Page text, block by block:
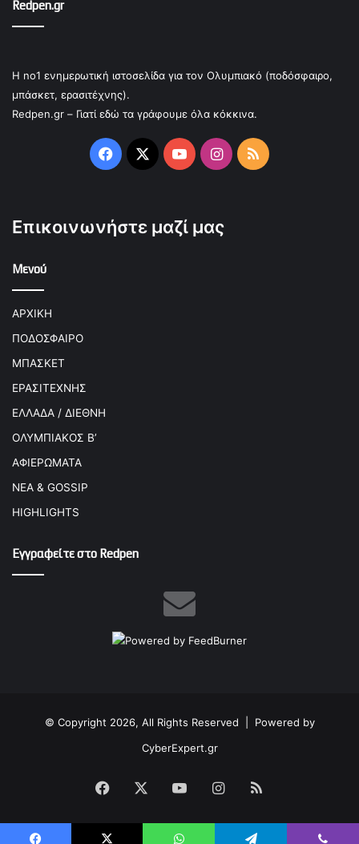
Redpen.gr
Η no1 ενημερωτική ιστοσελίδα για τον Ολυμπιακό (ποδόσφαιρο,
μπάσκετ, ερασιτέχνης).
Redpen.gr – Γιατί εδώ τα γράφουμε όλα κόκκινα.
Facebook
X YouTubeInstagram
RSS
Επικοινωνήστε μαζί μας
Μενού
ΑΡΧΙΚΗ
ΠΟΔΟΣΦΑΙΡΟ
ΜΠΑΣΚΕΤ
ΕΡΑΣΙΤΕΧΝΗΣ
ΕΛΛΑΔΑ / ΔΙΕΘΝΗ
ΟΛΥΜΠΙΑΚΟΣ Β’
ΑΦΙΕΡΩΜΑΤΑ
ΝΕΑ & GOSSIP
HIGHLIGHTS
Εγγραφείτε στο Redpen
© Copyright 2026, All Rights Reserved | Powered by
CyberExpert.gr
Facebook YouTubeInstagram